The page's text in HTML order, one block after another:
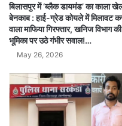
बिलासपुर में ‘ब्लैक डायमंड’ का काला
बेनकाब : हाई-ग्रेड कोयले में मिलावट
वाला माफिया गिरफ्तार, खनिज विभाग की
भूमिका पर उठे गंभीर सवाल!…
May 26, 2026